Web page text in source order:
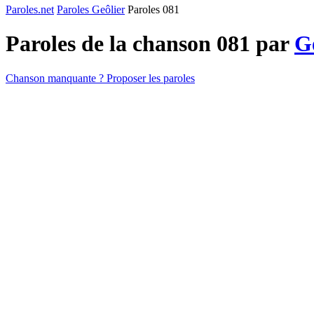
Paroles.net Paroles Geôlier Paroles 081
Paroles de la chanson 081 par
Chanson manquante ? Proposer les paroles